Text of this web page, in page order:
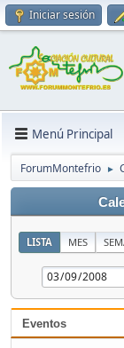
Iniciar sesión
Menú Principal
ForumMontefrio ►
LISTA MES
Eventos